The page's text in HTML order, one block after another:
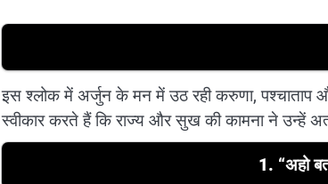
इस श्लोक में अर्जुन के मन में उठ रही करुणा, पश्चाताप
स्वीकार करते हैं कि राज्य और सुख की कामना ने उन्हें
1. “अहो